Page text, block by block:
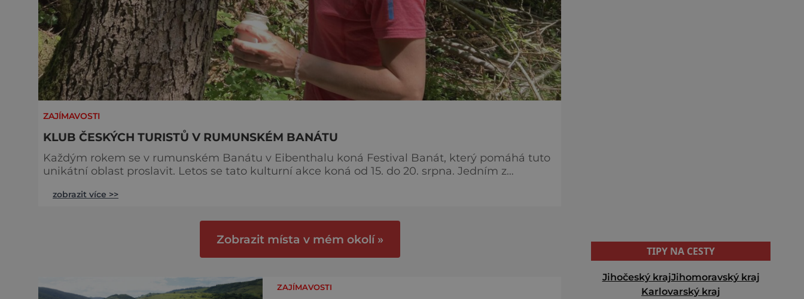
ZAJÍMAVOSTI
KLUB ČESKÝCH TURISTŮ V RUMUNSKÉM BANÁTU
Každým rokem se v rumunském Banátu v Eibenthalu koná Festival Banát, který pomáhá tuto
unikátní oblast proslavit. Letos se tato kulturní akce koná od 15. do 20. srpna. Jedním z
výlety po označených trasách v Almašských horách. Mezi českými cestovateli, turisty i trampy
zobrazit více >>
Zobrazit místa v mém okolí »
ZAJÍMAVOSTI
TIPY NA CESTY
Jihočeský krajJihomoravský kraj
Karlovarský kraj